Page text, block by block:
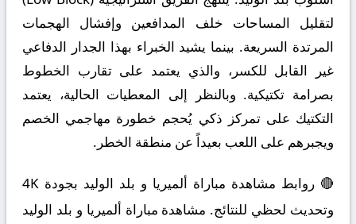
لتقليل المساحات خلف المدافعين وإفشال الهجمات
المرتدة السريعة. بينما يشيد الخبراء بهذا الجدار الدفاعي
غير القابل للكسر، والذي يعتمد على تقارب الخطوط
بصرامة تكتيكية. وبالنظر إلى المعطيات الحالية، يعتمد
التكتيك على تمركز ذكي يُحجم خطورة مهاجمي الخصم
ويجبرهم على اللعب بعيداً عن منطقة الخطر.
🔴 روابط مشاهدة مباراة ألميريا و بلد الوليد بجودة 4K
وتحديث لحظي للنتائج. مشاهدة مباراة ألميريا و بلد الوليد